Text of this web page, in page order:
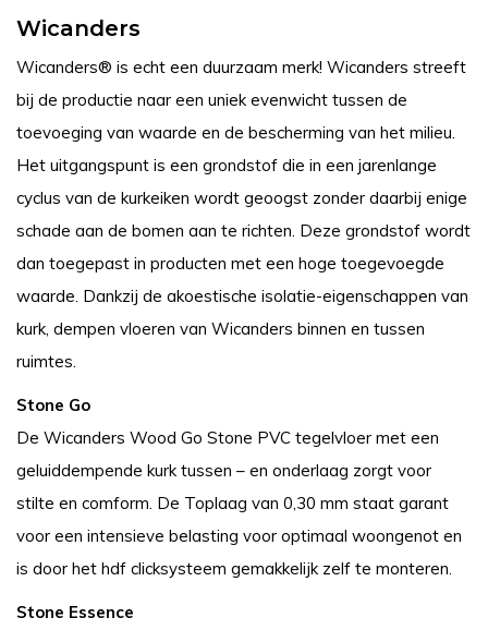
Wicanders
Wicanders® is echt een duurzaam merk! Wicanders streeft
bij de productie naar een uniek evenwicht tussen de
toevoeging van waarde en de bescherming van het milieu.
Het uitgangspunt is een grondstof die in een jarenlange
cyclus van de kurkeiken wordt geoogst zonder daarbij enige
schade aan de bomen aan te richten. Deze grondstof wordt
dan toegepast in producten met een hoge toegevoegde
waarde. Dankzij de akoestische isolatie-eigenschappen van
kurk, dempen vloeren van Wicanders binnen en tussen
ruimtes.
Stone Go
De Wicanders Wood Go Stone PVC tegelvloer met een
geluiddempende kurk tussen – en onderlaag zorgt voor
stilte en comform. De Toplaag van 0,30 mm staat garant
voor een intensieve belasting voor optimaal woongenot en
is door het hdf clicksysteem gemakkelijk zelf te monteren.
Stone Essence